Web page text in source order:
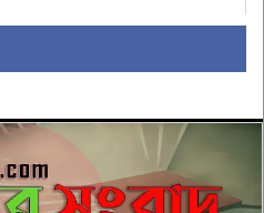
বন্যায় সাপের উপদ্রব বাড়ছে, চট্টগ্রামে
৭ দিনে কামড়ের শিকার ৯৩ জন